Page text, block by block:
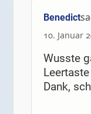
Benedict
10. Januar
Wusste
Dank,